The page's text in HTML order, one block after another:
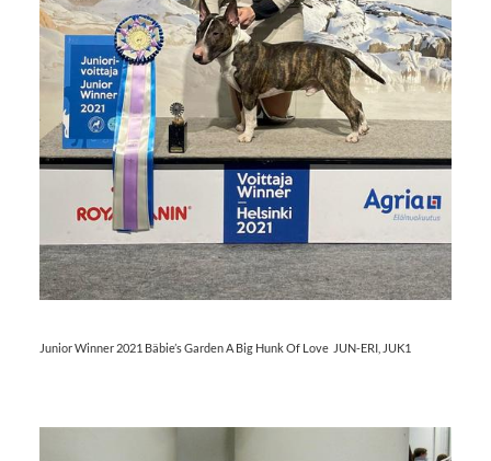
Junior Winner 2021 Bäbie’s Garden A Big Hunk Of Love JUN-ERI, JUK1